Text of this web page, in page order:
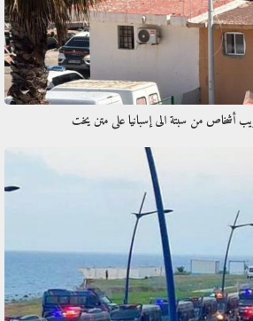
أشخاص من سبتة الى إسبانيا على متن يخت